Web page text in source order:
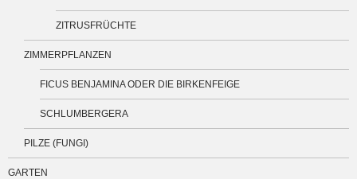
ZITRUSFRÜCHTE
ZIMMERPFLANZEN
FICUS BENJAMINA ODER DIE BIRKENFEIGE
SCHLUMBERGERA
PILZE (FUNGI)
GARTEN